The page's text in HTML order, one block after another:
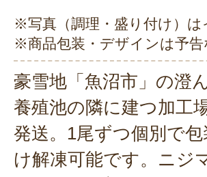
※写真（調理・盛り付け）は
※商品包装・デザインは予
豪雪地「魚沼市」の澄
養殖池の隣に建つ加工
発送。1尾ずつ個別で
け解凍可能です。ニジ